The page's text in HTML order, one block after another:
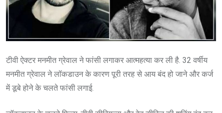
टीवी ऐक्टर मनमीत ग्रेवाल ने फांसी लगाकर आत्महत्या कर ली है. 32 वर्षीय
मनमीत ग्रेवाल ने लॉकडाउन के कारण पूरी तरह से आय बंद हो जाने और कर्ज
में डूबे होने के चलते फांसी लगाई.